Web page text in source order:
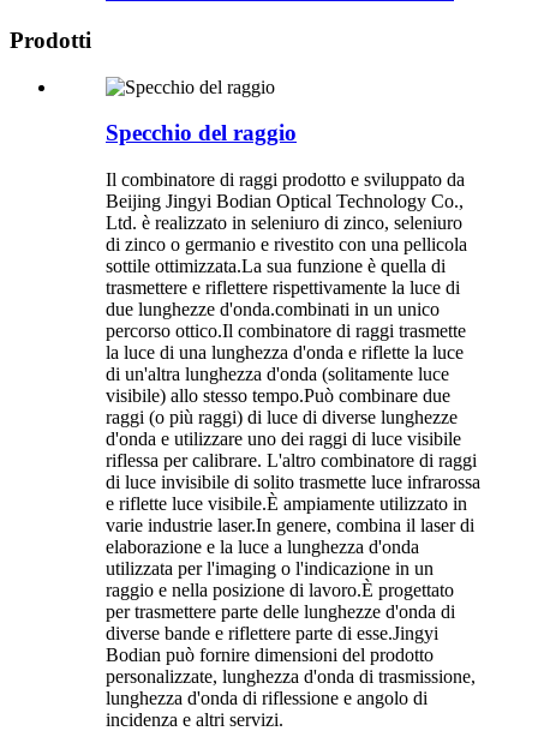
Prodotti
Specchio del raggio
Il combinatore di raggi prodotto e sviluppato da
Beijing Jingyi Bodian Optical Technology Co.,
Ltd. è realizzato in seleniuro di zinco, seleniuro
di zinco o germanio e rivestito con una pellicola
sottile ottimizzata.La sua funzione è quella di
trasmettere e riflettere rispettivamente la luce di
due lunghezze d'onda.combinati in un unico
percorso ottico.Il combinatore di raggi trasmette
la luce di una lunghezza d'onda e riflette la luce
di un'altra lunghezza d'onda (solitamente luce
visibile) allo stesso tempo.Può combinare due
raggi (o più raggi) di luce di diverse lunghezze
d'onda e utilizzare uno dei raggi di luce visibile
riflessa per calibrare. L'altro combinatore di raggi
di luce invisibile di solito trasmette luce infrarossa
e riflette luce visibile.È ampiamente utilizzato in
varie industrie laser.In genere, combina il laser di
elaborazione e la luce a lunghezza d'onda
utilizzata per l'imaging o l'indicazione in un
raggio e nella posizione di lavoro.È progettato
per trasmettere parte delle lunghezze d'onda di
diverse bande e riflettere parte di esse.Jingyi
Bodian può fornire dimensioni del prodotto
personalizzate, lunghezza d'onda di trasmissione,
lunghezza d'onda di riflessione e angolo di
incidenza e altri servizi.